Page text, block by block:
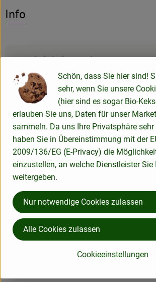
Info
Produktinformationen
Verwendet oder empfohlen bei
Currypaste Green Thai 190g
Currypaste Korma
Currypaste Red Thai 190g
Schön, dass Sie hier sind!
sehr, wenn Sie unsere
(hier sind es sogar Bio-
erlauben Sie uns, Daten für unser
sammeln. Da uns Ihre Privatsphäre
haben Sie in Übereinstimmung mit der
2009/136/EG (E-Privacy) die
einzustellen, an welche Dienstleister Sie
weitergeben.
Cookieeinstellungen
Nur notwendige Cookies zulassen
Alle Cookies zulassen